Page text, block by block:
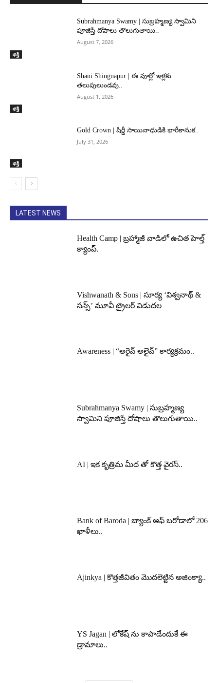
భక్తి
Subrahmanya Swamy | సుబ్రహ్మణ్య స్వామిని
పూజిస్తే దోషాలు తొలుగుతాయి..
August 7, 2026
భక్తి
Shani Shingnapur | ఈ వూర్లో ఇళ్లకు
తలుపులుండవు..
August 1, 2026
భక్తి
Gold Crown | షిర్డీ సాయినాధుడికి భారీకానుక..
July 31, 2026
LATEST NEWS
Health Camp | బ్రహ్మాజీ వాడిలో ఉచిత హెల్త్
క్యాంప్.
Vishwanath & Sons | సూర్య ‘విశ్వనాథ్ &
సన్స్’ మూవీ ట్రైలర్ విడుదల
Awareness | “అరైవ్ అలైవ్” కార్యక్రమం..
Subrahmanya Swamy | సుబ్రహ్మణ్య
స్వామిని పూజిస్తే దోషాలు తొలుగుతాయి..
AI | ఇక కృత్రిమ మీద తో కొత్త వైరస్..
Bank of Baroda | బ్యాంక్‌ ఆఫ్‌ బరోడాలో 206
ఖాళీలు..
Ajinkya | కొత్తజీవితం మొదలెట్టిన అజింక్యా..
YS Jagan | లోకేష్ ను కాపాడేందుకే ఈ
డ్రామాలు..